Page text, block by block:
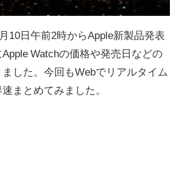
10日午前2時からApple新製品発表
Watchの価格や発売日などの
した。今回もWebでリアルタイム
まとめてみました。